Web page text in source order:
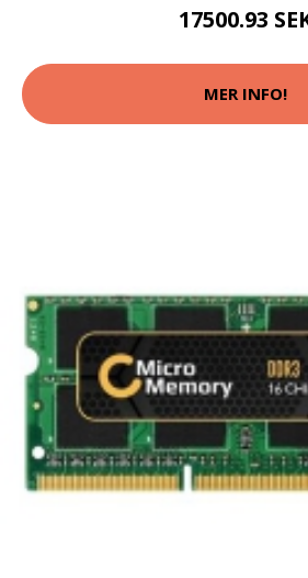
17500.93
MER INFO!